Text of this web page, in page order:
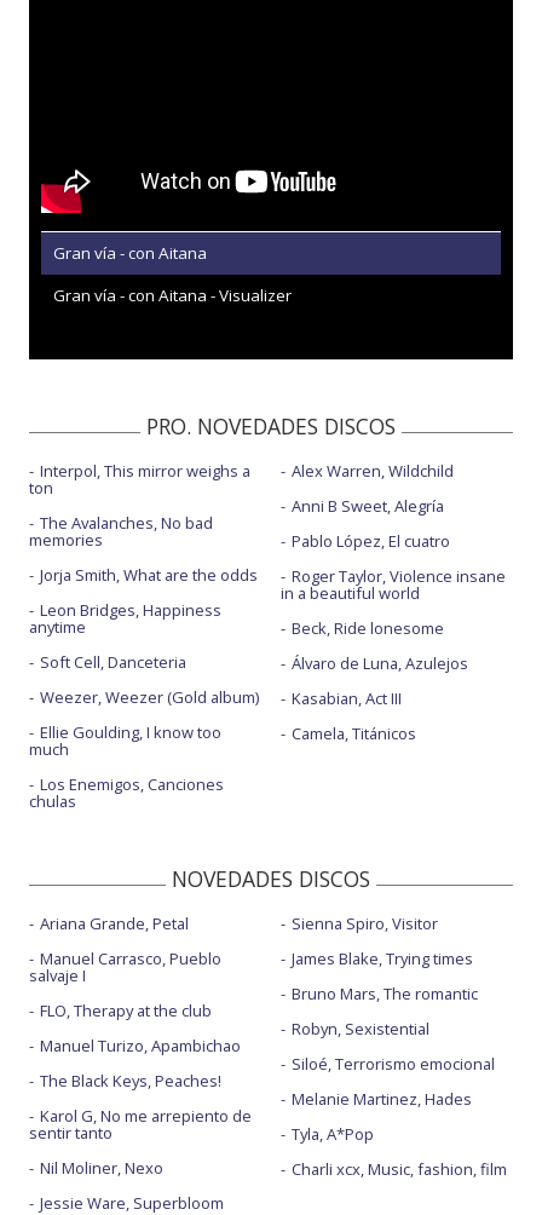
Gran vía - con Aitana
Gran vía - con Aitana - Visualizer
PRO. NOVEDADES DISCOS
Interpol, This mirror weighs a
ton
The Avalanches, No bad
memories
Jorja Smith, What are the odds
Leon Bridges, Happiness
anytime
Soft Cell, Danceteria
Weezer, Weezer (Gold album)
Ellie Goulding, I know too
much
Los Enemigos, Canciones
chulas
Alex Warren, Wildchild
Anni B Sweet, Alegría
Pablo López, El cuatro
Roger Taylor, Violence insane
in a beautiful world
Beck, Ride lonesome
Álvaro de Luna, Azulejos
Kasabian, Act III
Camela, Titánicos
NOVEDADES DISCOS
Ariana Grande, Petal
Manuel Carrasco, Pueblo
salvaje I
FLO, Therapy at the club
Manuel Turizo, Apambichao
The Black Keys, Peaches!
Karol G, No me arrepiento de
sentir tanto
Nil Moliner, Nexo
Jessie Ware, Superbloom
Sienna Spiro, Visitor
James Blake, Trying times
Bruno Mars, The romantic
Robyn, Sexistential
Siloé, Terrorismo emocional
Melanie Martinez, Hades
Tyla, A*Pop
Charli xcx, Music, fashion, film